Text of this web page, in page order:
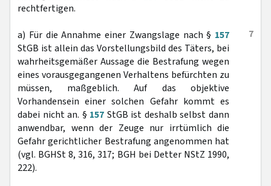
rechtfertigen.
7
a) Für die Annahme einer Zwangslage nach § 157
StGB ist allein das Vorstellungsbild des Täters, bei
wahrheitsgemäßer Aussage die Bestrafung wegen
eines vorausgegangenen Verhaltens befürchten zu
müssen, maßgeblich. Auf das objektive
Vorhandensein einer solchen Gefahr kommt es
dabei nicht an. § 157 StGB ist deshalb selbst dann
anwendbar, wenn der Zeuge nur irrtümlich die
Gefahr gerichtlicher Bestrafung angenommen hat
(vgl. BGHSt 8, 316, 317; BGH bei Detter NStZ 1990,
222).